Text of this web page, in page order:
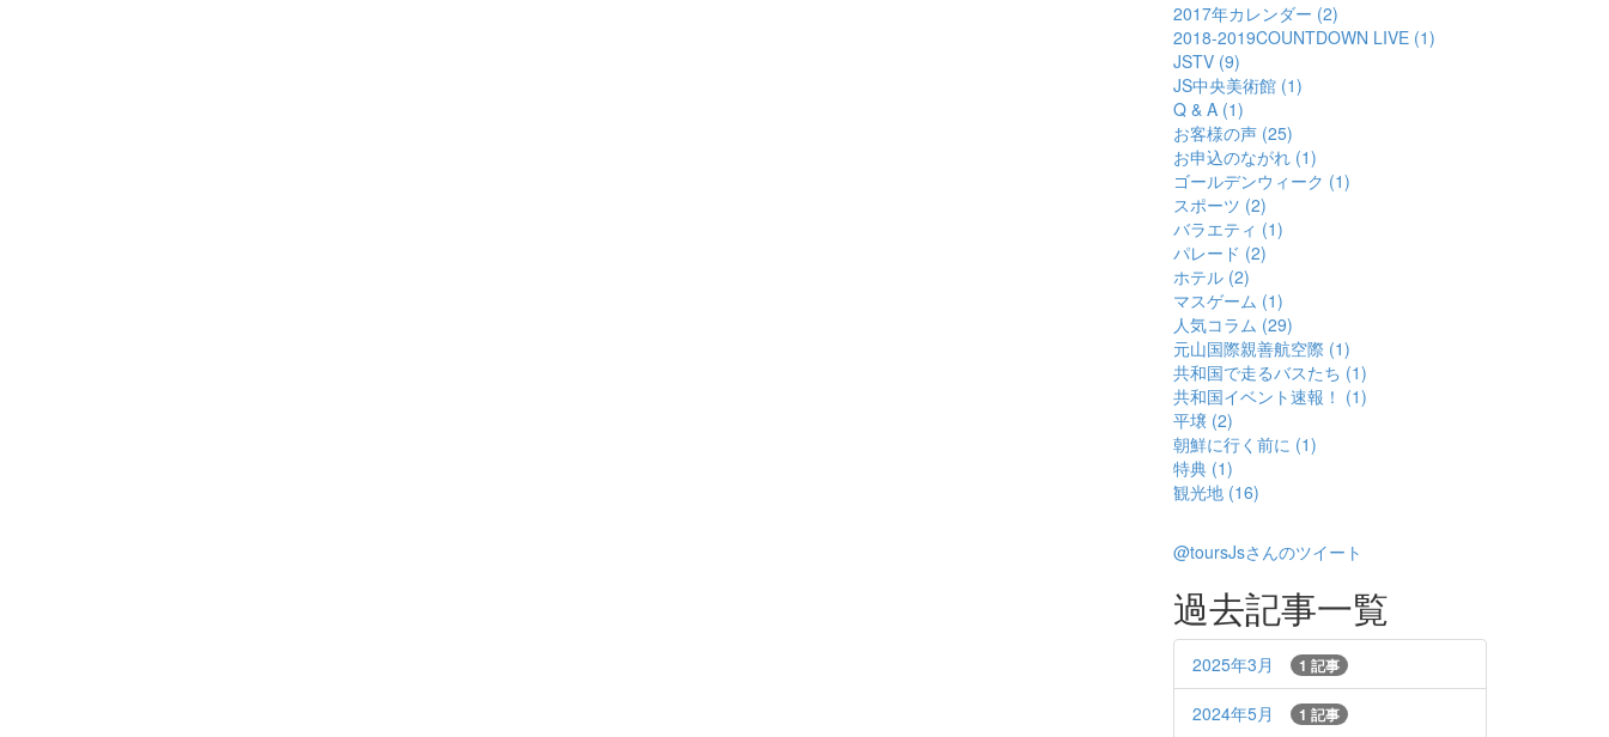
2017年カレンダー (2)
2018-2019COUNTDOWN LIVE (1)
JSTV (9)
JS中央美術館 (1)
Q & A (1)
お客様の声 (25)
お申込のながれ (1)
ゴールデンウィーク (1)
スポーツ (2)
バラエティ (1)
パレード (2)
ホテル (2)
マスゲーム (1)
人気コラム (29)
元山国際親善航空際 (1)
共和国で走るバスたち (1)
共和国イベント速報！ (1)
平壌 (2)
朝鮮に行く前に (1)
特典 (1)
観光地 (16)
@toursJsさんのツイート
過去記事一覧
2025年3月 1 記事
2024年5月 1 記事